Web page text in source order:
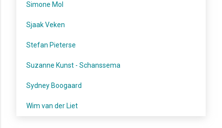
Simone Mol
Sjaak Veken
Stefan Pieterse
Suzanne Kunst - Schanssema
Sydney Boogaard
Wim van der Liet